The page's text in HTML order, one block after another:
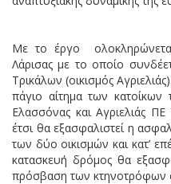
Με το έργο
Λάρισας με το οποίο
Τρικάλων (οικισμός
πάγιο αίτημα των
Ελασσόνας και Αγριελιάς
έτσι θα εξασφαλιστεί η
των δύο οικισμών και κατ’
κατασκευή δρόμος θα
πρόσβαση των κτηνοτρόφων